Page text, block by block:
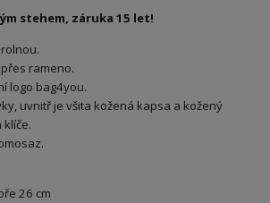
stehem, záruka 15 let!
rameno.
logo bag4you.
uvnitř je všita kožená kapsa a kožený
26 cm